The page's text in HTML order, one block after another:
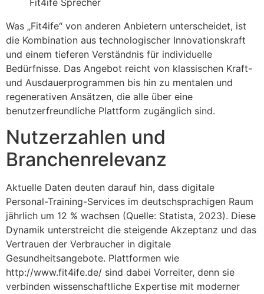
Was „Fit4ife“ von anderen Anbietern unterscheidet, ist
die Kombination aus technologischer Innovationskraft
und einem tieferen Verständnis für individuelle
Bedürfnisse. Das Angebot reicht von klassischen Kraft-
und Ausdauerprogrammen bis hin zu mentalen und
regenerativen Ansätzen, die alle über eine
benutzerfreundliche Plattform zugänglich sind.
Nutzerzahlen und
Branchenrelevanz
Aktuelle Daten deuten darauf hin, dass digitale
Personal-Training-Services im deutschsprachigen Raum
jährlich um 12 % wachsen (Quelle: Statista, 2023). Diese
Dynamik unterstreicht die steigende Akzeptanz und das
Vertrauen der Verbraucher in digitale
Gesundheitsangebote. Plattformen wie
http://www.fit4ife.de/ sind dabei Vorreiter, denn sie
verbinden wissenschaftliche Expertise mit moderner